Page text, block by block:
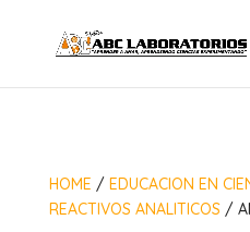
HOME / EDUCACION EN
REACTIVOS ANALITICOS/